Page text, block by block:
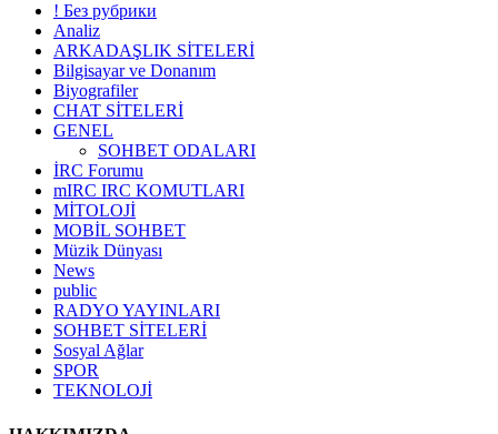
! Без рубрики
Analiz
ARKADAŞLIK SİTELERİ
Bilgisayar ve Donanım
Biyografiler
CHAT SİTELERİ
GENEL
SOHBET ODALARI
İRC Forumu
mIRC IRC KOMUTLARI
MİTOLOJİ
MOBİL SOHBET
Müzik Dünyası
News
public
RADYO YAYINLARI
SOHBET SİTELERİ
Sosyal Ağlar
SPOR
TEKNOLOJİ